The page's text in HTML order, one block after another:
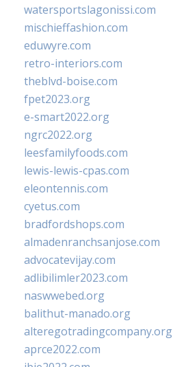
watersportslagonissi.com
mischieffashion.com
eduwyre.com
retro-interiors.com
theblvd-boise.com
fpet2023.org
e-smart2022.org
ngrc2022.org
leesfamilyfoods.com
lewis-lewis-cpas.com
eleontennis.com
cyetus.com
bradfordshops.com
almadenranchsanjose.com
advocatevijay.com
adlibilimler2023.com
naswwebed.org
balithut-manado.org
alteregotradingcompany.org
aprce2022.com